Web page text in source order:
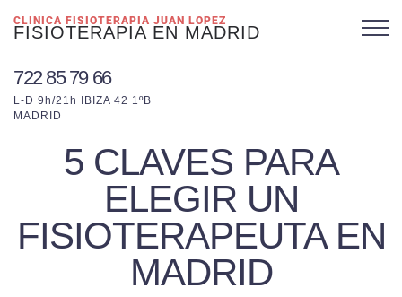
CLINICA FISIOTERAPIA JUAN LOPEZ
FISIOTERAPIA EN MADRID
722 85 79 66
L-D 9h/21h IBIZA 42 1ºB
MADRID
5 CLAVES PARA
ELEGIR UN
FISIOTERAPEUTA EN
MADRID